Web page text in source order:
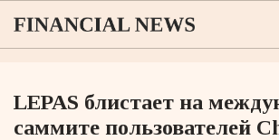
LEPAS блистает на
саммите пользователей